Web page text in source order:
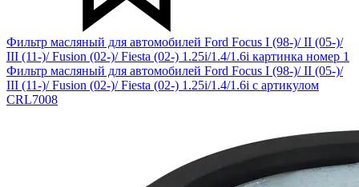
Фильтр масляный для автомобилей Ford Focus I (98-)/ II (05-)/
III (11-)/ Fusion (02-)/ Fiesta (02-) 1.25i/1.4/1.6i картинка номер 1
Фильтр масляный для автомобилей Ford Focus I (98-)/ II (05-)/
III (11-)/ Fusion (02-)/ Fiesta (02-) 1.25i/1.4/1.6i с артикулом
CRL7008